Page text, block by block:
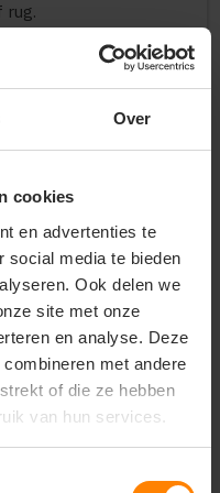
Over
cookies
en advertenties te
social media te bieden
Ook delen we
site met onze
en analyse. Deze
met andere
of die ze hebben
van hun services.
rug.
evenementen,
donsvulling voor
romp
wisselvallig weer
voor een
silhouet
hoge opstaande
ritszakken
buitenstof,